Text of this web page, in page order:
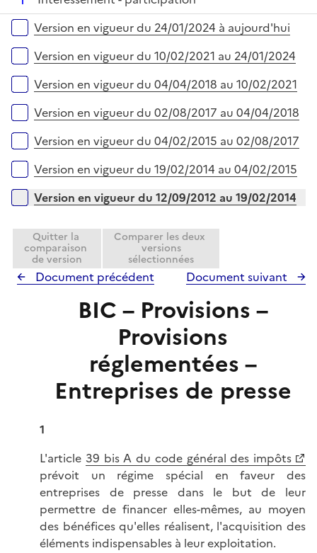
r
e
é
p
e
Versions sur la période
Version en vigueur du 24/01/2024 à aujourd'hui
Version en vigueur du 10/02/2021 au 24/01/2024
Version en vigueur du 04/04/2018 au 10/02/2021
Version en vigueur du 02/08/2017 au 04/04/2018
Version en vigueur du 04/02/2015 au 02/08/2017
Version en vigueur du 19/02/2014 au 04/02/2015
Version en vigueur du 12/09/2012 au 19/02/2014
Quitter la
comparaison
de version
Comparer les deux
versions
sélectionnées
Document précédent Document suivant
BIC – Provisions –
Provisions
réglementées –
Entreprises de presse
1
L'article 39 bis A du code général des impôts
prévoit un régime spécial en faveur des
entreprises de presse dans le but de leur
permettre de financer elles-mêmes, au moyen
des bénéfices qu'elles réalisent, l'acquisition des
éléments indispensables à leur exploitation.